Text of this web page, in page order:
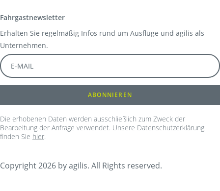
Fahrgastnewsletter
Erhalten Sie regelmäßig Infos rund um Ausflüge und agilis als
Unternehmen.
Die erhobenen Daten werden ausschließlich zum Zweck der
Bearbeitung der Anfrage verwendet. Unsere Datenschutzerklärung
finden Sie hier.
Copyright 2026 by agilis. All Rights reserved.